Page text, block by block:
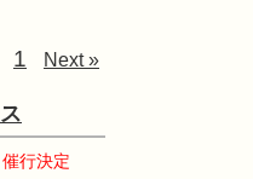
1 Next »
催行決定